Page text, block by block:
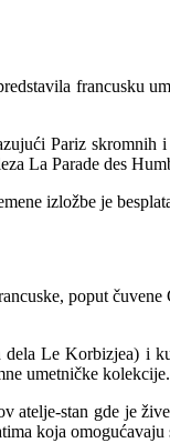
francusku
Pariz
La Parade des
izložbe je
poput
Le Korbizjea) i
umetničke
stan gde je
koja